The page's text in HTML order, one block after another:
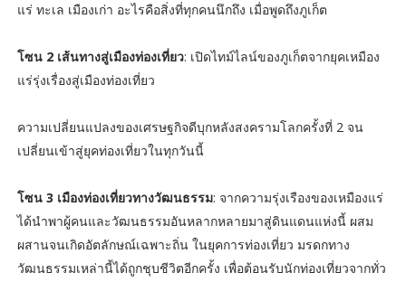
แร่ ทะเล เมืองเก่า อะไรคือสิ่งที่ทุกคนนึกถึง เมื่อพูดถึงภูเก็ต
โซน 2 เส้นทางสู่เมืองท่องเที่ยว: เปิดไทม์ไลน์ของภูเก็ตจากยุคเหมือง
แร่รุ่งเรื่องสู่เมืองท่องเที่ยว
ความเปลี่ยนแปลงของเศรษฐกิจดีบุกหลังสงครามโลกครั้งที่ 2 จน
เปลี่ยนเข้าสู่ยุคท่องเที่ยวในทุกวันนี้
โซน 3 เมืองท่องเที่ยวทางวัฒนธรรม: จากความรุ่งเรืองของเหมืองแร่
ได้นำพาผู้คนและวัฒนธรรมอันหลากหลายมาสู่ดินแดนแห่งนี้ ผสม
ผสานจนเกิดอัตลักษณ์เฉพาะถิ่น ในยุคการท่องเที่ยว มรดกทาง
วัฒนธรรมเหล่านี้ได้ถูกชุบชีวิตอีกครั้ง เพื่อต้อนรับนักท่องเที่ยวจากทั่ว